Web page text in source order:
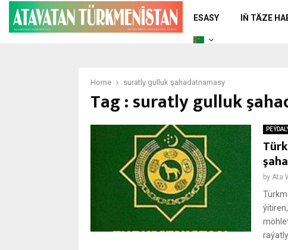
ESASY IŇ TÄZE
Home suratly gulluk şahadatnamasy
Tag : suratly gulluk
by Ata